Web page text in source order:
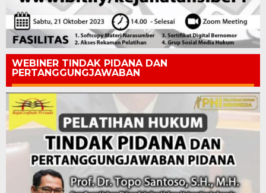
WEBINER TINDAK PIDANA DAN
PERTANGGUNGJAWABAN